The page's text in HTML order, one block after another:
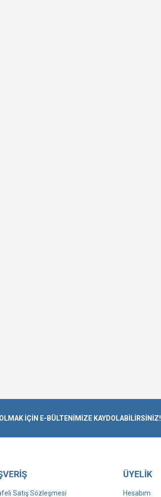
İÇİN E-BÜLTENİMİZE KAYDOLABİLİRSİNİZ!
Satış Sözleşmesi
ÜYELİK
Hesabım